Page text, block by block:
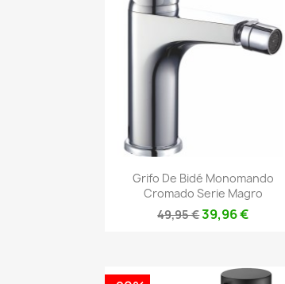
Vista rápida
Grifo De Bidé Monomando
Cromado Serie Magro
49,95 €39,96 €